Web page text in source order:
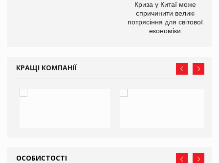
Криза у Китаї може
спричинити великі
потрясіння для світової
економіки
КРАЩІ КОМПАНІЇ
ОСОБИСТОСТІ